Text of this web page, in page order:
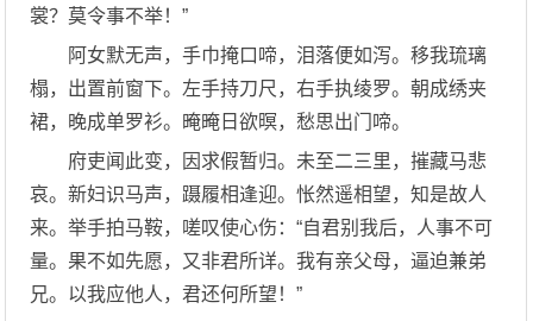
裳？莫令事不举！”
阿女默无声，手巾掩口啼，泪落便如泻。移我琉璃
榻，出置前窗下。左手持刀尺，右手执绫罗。朝成绣夹
裙，晚成单罗衫。晻晻日欲暝，愁思出门啼。
府吏闻此变，因求假暂归。未至二三里，摧藏马悲
哀。新妇识马声，蹑履相逢迎。怅然遥相望，知是故人
来。举手拍马鞍，嗟叹使心伤：“自君别我后，人事不可
量。果不如先愿，又非君所详。我有亲父母，逼迫兼弟
兄。以我应他人，君还何所望！”